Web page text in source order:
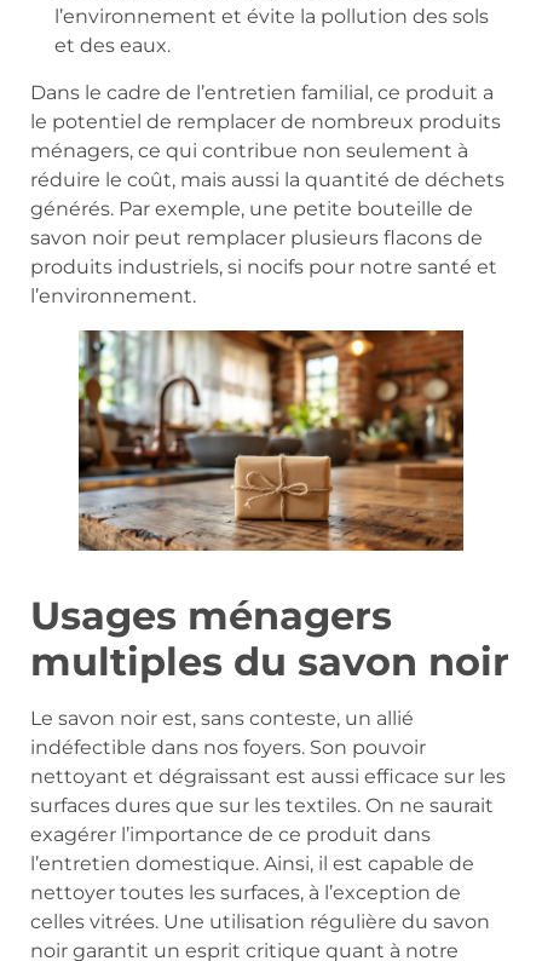
l’environnement et évite la pollution des sols
et des eaux.
Dans le cadre de l’entretien familial, ce produit a
le potentiel de remplacer de nombreux produits
ménagers, ce qui contribue non seulement à
réduire le coût, mais aussi la quantité de déchets
générés. Par exemple, une petite bouteille de
savon noir peut remplacer plusieurs flacons de
produits industriels, si nocifs pour notre santé et
l’environnement.
Usages ménagers
multiples du savon noir
Le savon noir est, sans conteste, un allié
indéfectible dans nos foyers. Son pouvoir
nettoyant et dégraissant est aussi efficace sur les
surfaces dures que sur les textiles. On ne saurait
exagérer l’importance de ce produit dans
l’entretien domestique. Ainsi, il est capable de
nettoyer toutes les surfaces, à l’exception de
celles vitrées. Une utilisation régulière du savon
noir garantit un esprit critique quant à notre